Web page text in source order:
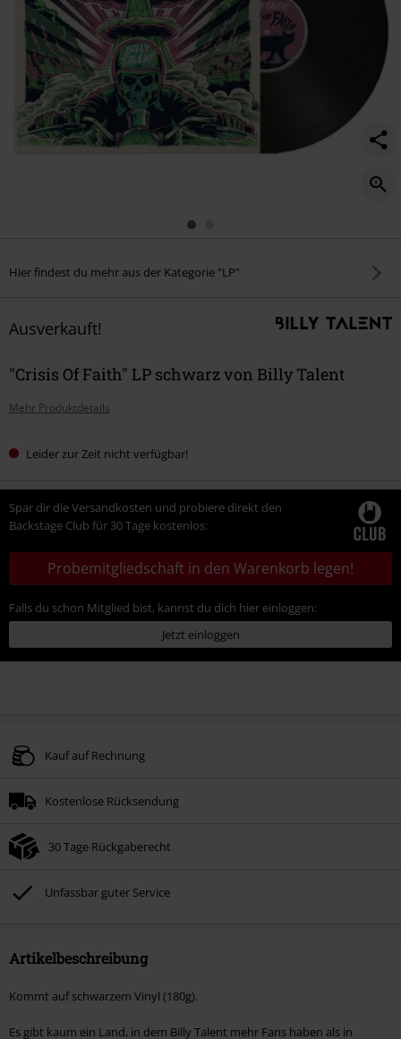
Hier findest du mehr aus der Kategorie "LP"
Ausverkauft!
"Crisis Of Faith" LP schwarz von Billy Talent
Mehr Produktdetails
Leider zur Zeit nicht verfügbar!
Spar dir die Versandkosten und probiere direkt den
Backstage Club für 30 Tage kostenlos:
Probemitgliedschaft in den Warenkorb legen!
Falls du schon Mitglied bist, kannst du dich hier einloggen:
Jetzt einloggen
Kauf auf Rechnung
Kostenlose Rücksendung
30 Tage Rückgaberecht
Unfassbar guter Service
Artikelbeschreibung
Kommt auf schwarzem Vinyl (180g).
Es gibt kaum ein Land, in dem Billy Talent mehr Fans haben als in